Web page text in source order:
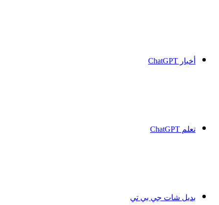
أخبار ChatGPT
تعلم ChatGPT
بديل شات جي بي تي